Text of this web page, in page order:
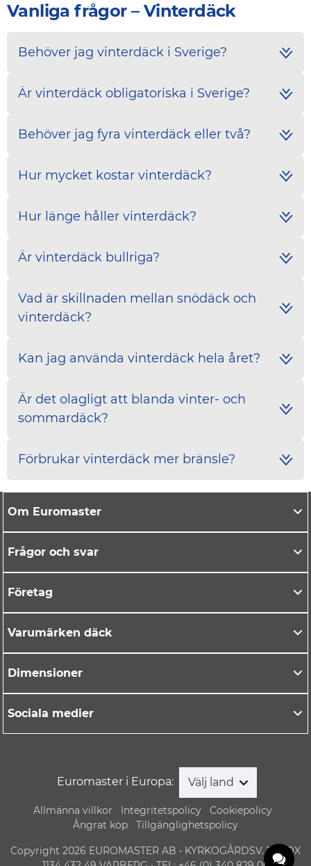
Vanliga frågor – Vinterdäck
Behöver jag vinterdäck i Sverige?
Är vinterdäck obligatoriska i Sverige?
Behöver jag fyra vinterdäck eller två?
Hur mycket kostar vinterdäck?
Hur länge håller vinterdäck?
Är vinterdäck bullriga?
Vad är skillnaden mellan snödäck och
vinterdäck?
Kan jag använda vinterdäck hela året?
Är det olagligt att blanda vinter- och
sommardäck?
Förbrukar vinterdäck mer bränsle?
Om Euromaster
Frågor och svar
Företag
Varumärken däck
Dimensioner
Sociala medier
Euromaster i Europa: Välj land
Allmänna villkor Integritetspolicy
Cookiepolicy
Ångrat köp
Tillgänglighetspolicy
Copyright 2026 EUROMASTER AB • KYRKOGÅRDSV. 1 • BOX